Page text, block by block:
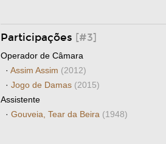
Participações [#3]
Operador de Câmara
· Assim Assim (2012)
· Jogo de Damas (2015)
Assistente
· Gouveia, Tear da Beira (1948)